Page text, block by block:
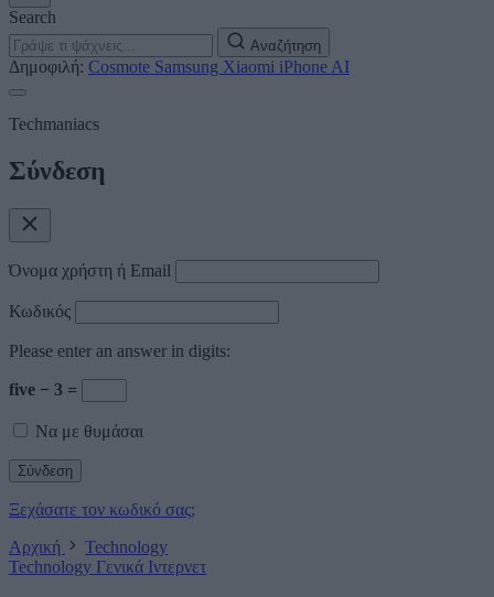
Search
Αναζήτηση
Δημοφιλή: Cosmote Samsung Xiaomi iPhone AI
Techmaniacs
Σύνδεση
Όνομα χρήστη ή Email
Κωδικός
Please enter an answer in digits:
five − 3 =
Να με θυμάσαι
Ξεχάσατε τον κωδικό σας;
Αρχική
Technology
Technology Γενικά Ιντερνετ